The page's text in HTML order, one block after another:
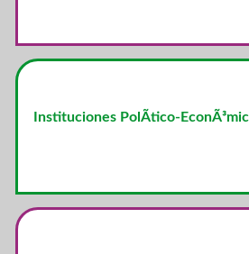
Instituciones PolÃ­tico-